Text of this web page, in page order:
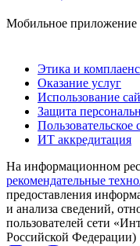
Мобильное приложение
Этика и комплаенс
Оказание услуг
Использование
Защита
Пользовательское
ИТ аккредитация
На информационном
рекомендательные
предоставления
и анализа сведений,
пользователей сети
Российской Федерации)